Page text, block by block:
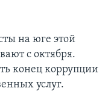
на юге этой
с октября.
конец коррупции
услуг.